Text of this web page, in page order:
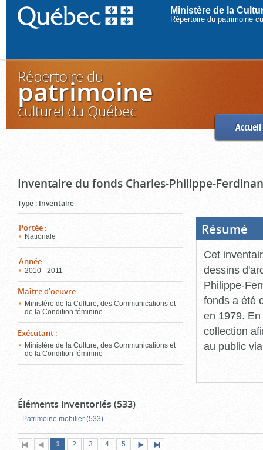
Ministère de la
Répertoire du patrimoine
Répertoire du
patrimoine
culturel du Québec
Accueil
Inventaire du fonds Charles-Philippe-
Type : Inventaire
Portée :
Nationale
Année :
2010 - 2011
Maître d'oeuvre :
Ministère de la Culture, des Communications et
de la Condition féminine
Exécutant :
Ministère de la Culture, des Communications et
de la Condition féminine
Résumé
Cet
dessins
Philippe-
fonds a été
en 1979.
collection
au public
Éléments inventoriés (533)
Patrimoine mobilier (533)
PremièrePage
Page
1 (pagePage
2 Page
3 Page
4 Page
5